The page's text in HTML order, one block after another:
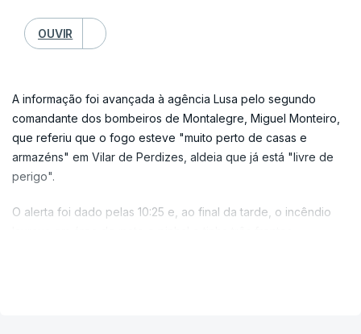
OUVIR
A informação foi avançada à agência Lusa pelo segundo
comandante dos bombeiros de Montalegre, Miguel Monteiro,
que referiu que o fogo esteve "muito perto de casas e
armazéns" em Vilar de Perdizes, aldeia que já está "livre de
perigo".
O alerta foi dado pelas 10:25 e, ao final da tarde, o incêndio